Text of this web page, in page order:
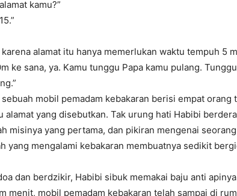
kamu?”
alamat itu hanya memerlukan waktu tempuh 5
ke sana, ya. Kamu tunggu Papa kamu pulang.
mobil pemadam kebakaran berisi empat orang
alamat yang disebutkan. Tak urung hati Habibi
misinya yang pertama, dan pikiran mengenai
yang mengalami kebakaran membuatnya sedikit
dan berdzikir, Habibi sibuk memakai baju anti
menit, mobil pemadam kebakaran telah sampai di